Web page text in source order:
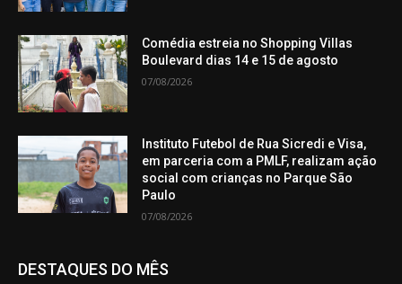
Comédia estreia no Shopping Villas
Boulevard dias 14 e 15 de agosto
07/08/2026
Instituto Futebol de Rua Sicredi e Visa,
em parceria com a PMLF, realizam ação
social com crianças no Parque São
Paulo
07/08/2026
DESTAQUES DO MÊS